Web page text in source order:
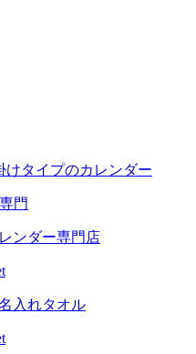
けタイプのカレンダー
ンダー専門店
入れタオル